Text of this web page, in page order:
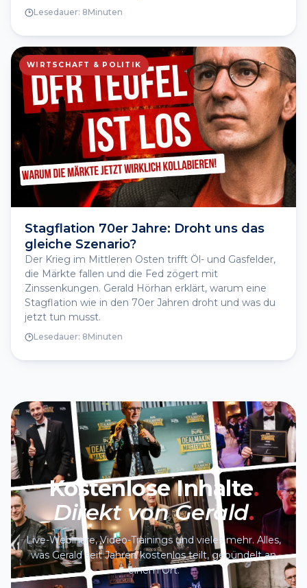
Lesedauer: 8Minuten
WIRTSCHAFT & POLITIK
Stagflation 70er Jahre: Droht uns das
gleiche Szenario?
Der Krieg im Mittleren Osten trifft Öl- und Gasfelder,
die Märkte fallen und die Fed zögert mit
Zinssenkungen. Gerald Hörhan erklärt, warum eine
Stagflation wie in den 70er Jahren droht und was du
jetzt tun musst.
Lesedauer: 8Minuten
Kostenlose Inhalte.
Direkt von Gerald.
Live-Webinare, Video-Trainings und vieles mehr. Alles,
was Gerald seit Jahren kostenlos teilt, gebündelt an
einem Ort.